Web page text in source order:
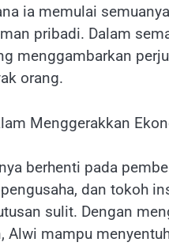
ia memulai
pribadi. Dalam
menggambarkan
orang.
Menggerakkan
berhenti pada
dan tokoh
sulit. Dengan
mampu